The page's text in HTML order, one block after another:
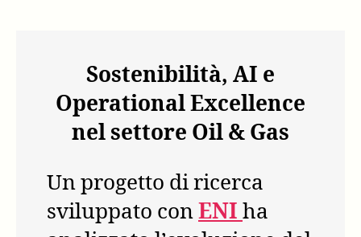
Sostenibilità, AI e
Operational Excellence
nel settore Oil & Gas
Un progetto di ricerca
sviluppato conENI ha